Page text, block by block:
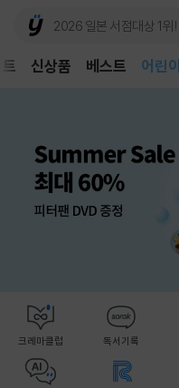
신상품 베스트
독후감
크레마클럽 독서기록